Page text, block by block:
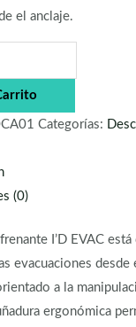
el anclaje.
Categorías:
(0)
I’D EVAC
evacuaciones desde
a la
ergonómica